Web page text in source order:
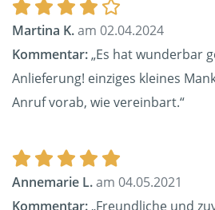
Martina K.am 02.04.2024
Kommentar:„Es hat wunderbar
Anlieferung! einziges kleines
Anruf vorab, wie vereinbart.“
Annemarie L.am 04.05.2021
Kommentar:„Freundliche und